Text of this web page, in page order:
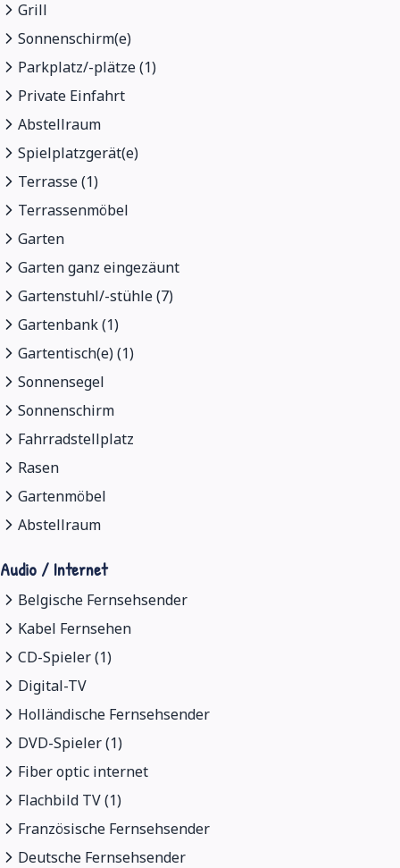
Grill
Sonnenschirm(e)
Parkplatz/-plätze (1)
Private Einfahrt
Abstellraum
Spielplatzgerät(e)
Terrasse (1)
Terrassenmöbel
Garten
Garten ganz eingezäunt
Gartenstuhl/-stühle (7)
Gartenbank (1)
Gartentisch(e) (1)
Sonnensegel
Sonnenschirm
Fahrradstellplatz
Rasen
Gartenmöbel
Abstellraum
Audio / Internet
Belgische Fernsehsender
Kabel Fernsehen
CD-Spieler (1)
Digital-TV
Holländische Fernsehsender
DVD-Spieler (1)
Fiber optic internet
Flachbild TV (1)
Französische Fernsehsender
Deutsche Fernsehsender